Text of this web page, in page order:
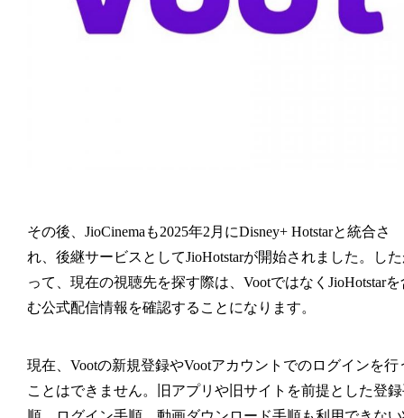
その後、JioCinemaも2025年2月にDisney+ Hotstarと統合さ
れ、後継サービスとしてJioHotstarが開始されました。し
って、現在の視聴先を探す際は、VootではなくJioHotstarを
む公式配信情報を確認することになります。
現在、Vootの新規登録やVootアカウントでのログインを行
ことはできません。旧アプリや旧サイトを前提とした登